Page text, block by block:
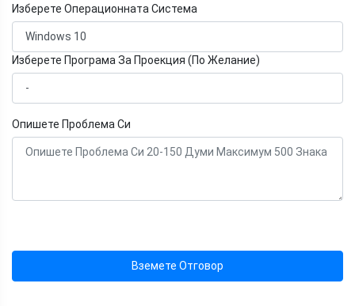
Изберете Операционната Система
Изберете Програма За Проекция (По Желание)
Опишете Проблема Си
Вземете Отговор